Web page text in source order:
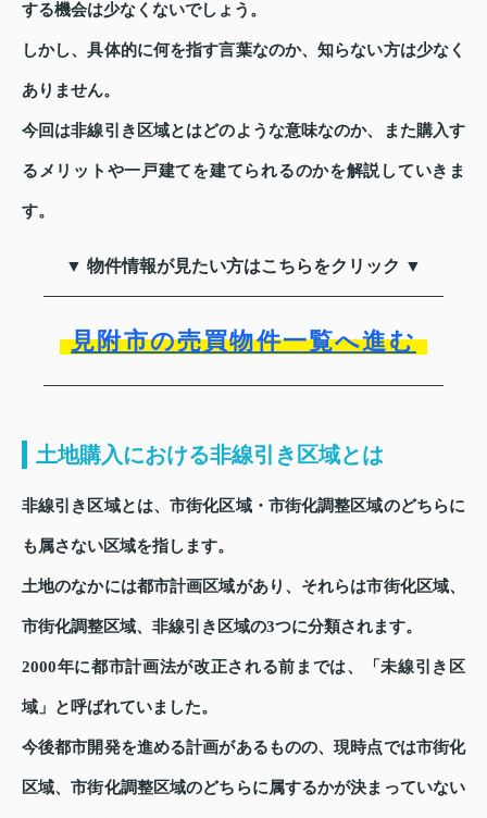
する機会は少なくないでしょう。
しかし、具体的に何を指す言葉なのか、知らない方は少なく
ありません。
今回は非線引き区域とはどのような意味なのか、また購入す
るメリットや一戸建てを建てられるのかを解説していきま
す。
▼ 物件情報が見たい方はこちらをクリック ▼
見附市の売買物件一覧へ進む
土地購入における非線引き区域とは
非線引き区域とは、市街化区域・市街化調整区域のどちらに
も属さない区域を指します。
土地のなかには都市計画区域があり、それらは市街化区域、
市街化調整区域、非線引き区域の3つに分類されます。
2000年に都市計画法が改正される前までは、「未線引き区
域」と呼ばれていました。
今後都市開発を進める計画があるものの、現時点では市街化
区域、市街化調整区域のどちらに属するかが決まっていない